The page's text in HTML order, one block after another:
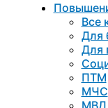
Все
Для
Для
ПТМ
МЧС